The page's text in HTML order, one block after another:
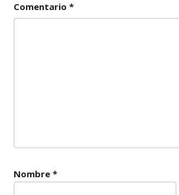
Comentario *
Nombre *